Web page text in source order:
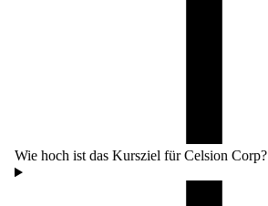
Wie hoch ist das Kursziel für Celsion Corp?